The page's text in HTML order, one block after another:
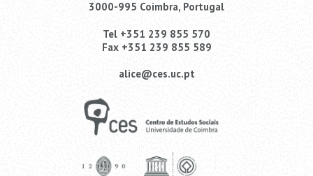
3000-995 Coimbra, Portugal
Tel +351 239 855 570
Fax +351 239 855 589
alice@ces.uc.pt